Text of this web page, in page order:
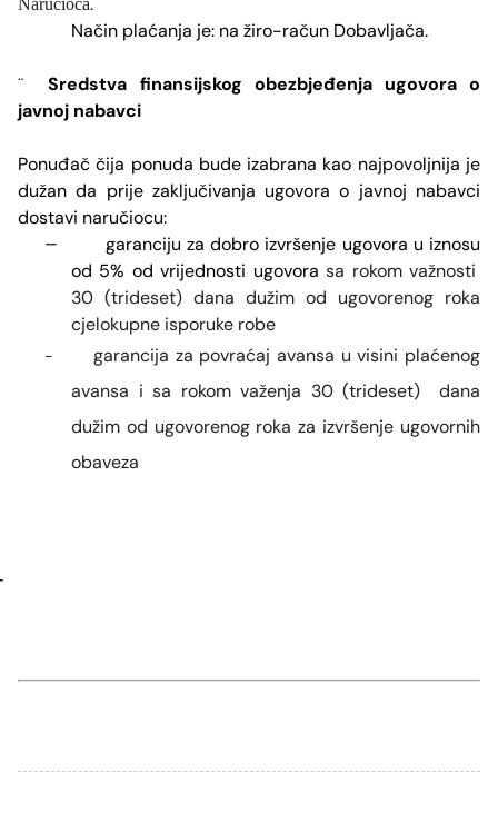
Naručioca
Način plaćanja je: na žiro-račun Dobavljača.
¨
Sredstva finansijskog obezbjeđenja ugovora o
javnoj nabavci
Ponuđač čija ponuda bude izabrana kao najpovoljnija je
dužan da prije zaključivanja ugovora o javnoj nabavci
dostavi naručiocu:
–
garanciju za dobro izvršenje ugovora u iznosu
od 5% od vrijednosti ugovorasa rokom važnosti
30 (trideset) dana dužim od ugovorenog roka
cjelokupne isporuke robe
–
garancija za povraćaj avansa u visini plaćenog
avansa i sa rokom važenja 30 (trideset)
dana
dužim od ugovorenog roka za izvršenje ugovornih
obaveza